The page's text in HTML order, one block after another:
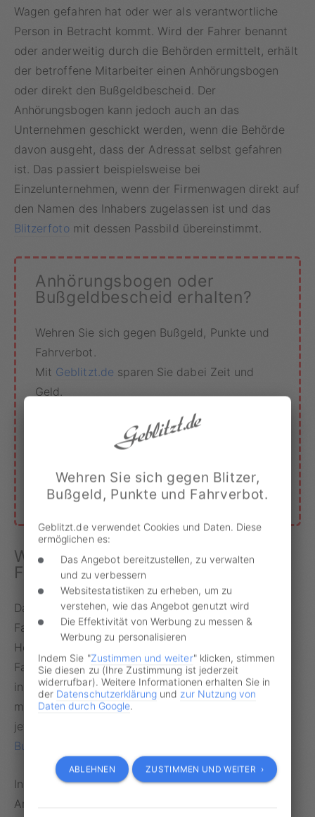
Wagen gefahren hat oder wer als verantwortliche
Person in Betracht kommt. Wird der Fahrer benannt
oder anderweitig durch die Behörden ermittelt, erhält
der betroffene Mitarbeiter einen Anhörungsbogen
oder direkt den Bußgeldbescheid. Der
Anhörungsbogen kann jedoch auch an das
Unternehmen geschickt werden, wenn die Behörde
davon ausgeht, dass der Adressat selbst gefahren
ist. Das passiert beispielsweise bei
Einzelunternehmen, wenn der Firmenwagen direkt auf
den Namen des Inhabers zugelassen ist und das
Blitzerfotomit dessen Passbild übereinstimmt.
Anhörungsbogen oder
Bußgeldbescheid erhalten?
Wehren Sie sich gegen Bußgeld, Punkte und
Fahrverbot.
Mit Geblitzt.de sparen Sie dabei Zeit und
Geld.
MEINE UNTERLAGEN EINREICHEN
GEBLITZT.DE VORTEILE
Wer muss das Bußgeld beim
Firmenwagen zahlen?
Das Bußgeld, mögliche Punkte in Flensburg und ein
Fahrverbot treffen grundsätzlich den Fahrer. Für die
Höhe der Sanktion gelten dieselben Regeln wie bei
Fahrten mit einem privaten Pkw. Maßgeblich sind
insbesondere Art und Ort des Verstoßes sowie
mögliche Voreintragungen. Die Regelsätze für das
jeweilige Verkehrsvergehen ergeben sich aus der
Bußgeldkatalog
In großen Speditionen kann es üblich sein, dass der
Arbeitgeber die Bußgeldkosten für den Angestellten
Wehren Sie sich gegen Blitzer,
Bußgeld, Punkte und Fahrverbot.
Geblitzt.de verwendet Cookies und Daten. Diese
ermöglichen es:
Das Angebot bereitzustellen, zu verwalten
und zu verbessern
Websitestatistiken zu erheben, um zu
verstehen, wie das Angebot genutzt wird
Die Effektivität von Werbung zu messen &
Werbung zu personalisieren
Indem Sie "Zustimmen und weiter" klicken, stimmen
Sie diesen zu (Ihre Zustimmung ist jederzeit
widerrufbar). Weitere Informationen erhalten Sie in
der Datenschutzerklärung und zur Nutzung von
Daten durch Google.
ABLEHNEN ZUSTIMMEN UND WEITER ›